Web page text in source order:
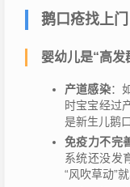
鹅口疮找上
婴幼儿是“高发
产道感染：
时宝宝经过
是新生儿鹅
免疫力不完
系统还没发
“风吹草动”